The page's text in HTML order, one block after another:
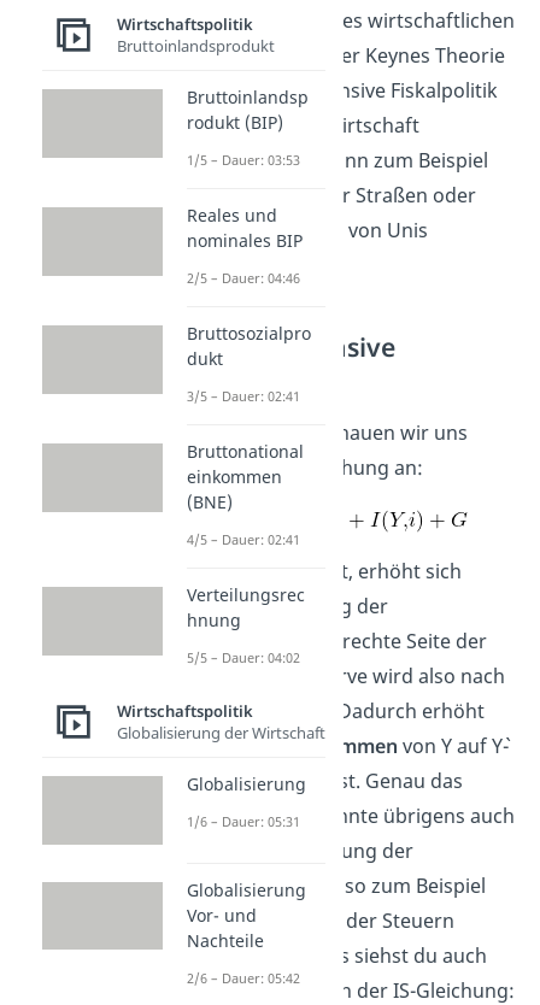
uns in der Phase eines wirtschaftlichen
Abschwungs. Laut der Keynes Theorie
sollen wir jetzt expansive Fiskalpolitik
betreiben, um die Wirtschaft
anzukurbeln. Das kann zum Beispiel
durch den Bau neuer Straßen oder
durch die Sanierung von Unis
Wirkung expansive
Fiskalpolitik
Zum Verständnis schauen wir uns
nochmal die IS Gleichung an:
Wie du sehen kannst, erhöht sich
durch eine Erhöhung der
Staatsausgaben die rechte Seite der
Gleichung, die IS Kurve wird also nach
außen verschoben. Dadurch erhöht
sich dasVolkseinkommen von Y auf Y`-
die Wirtschaft wächst. Genau das
gleiche Ergebnis könnte übrigens auch
durch eine Reduzierung der
Staatseinnahmen- also zum Beispiel
durch eine Senkung der Steuern
erreicht werden. Das siehst du auch
wieder ganz leicht an der IS-Gleichung:
Wirtschaftspolitik
Bruttoinlandsprodukt
Bruttoinlandsp
rodukt (BIP)
1/5 – Dauer: 03:53
Reales und
nominales BIP
2/5 – Dauer: 04:46
Bruttosozialpro
dukt
3/5 – Dauer: 02:41
Bruttonational
einkommen
(BNE)
4/5 – Dauer: 02:41
Verteilungsrec
hnung
5/5 – Dauer: 04:02
Wirtschaftspolitik
Globalisierung der Wirtschaft
Globalisierung
1/6 – Dauer: 05:31
Globalisierung
Vor- und
Nachteile
2/6 – Dauer: 05:42